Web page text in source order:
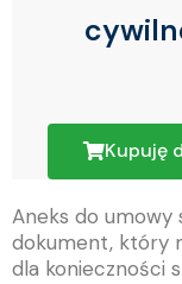
Kupuję
Aneks do umowy
dokument, który
dla konieczności